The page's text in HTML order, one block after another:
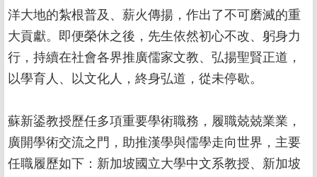
洋大地的紮根普及、薪火傳揚，作出了不可磨滅的重
大貢獻。即便榮休之後，先生依然初心不改、躬身力
行，持續在社會各界推廣儒家文教、弘揚聖賢正道，
以學育人、以文化人，終身弘道，從未停歇。
蘇新鋈教授歷任多項重要學術職務，履職兢兢業業，
廣開學術交流之門，助推漢學與儒學走向世界，主要
任職履歷如下：新加坡國立大學中文系教授、新加坡